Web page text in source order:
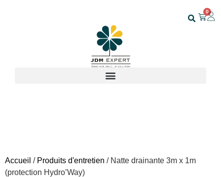
0
Accueil / Produits d'entretien / Natte drainante 3m x 1m
(protection Hydro’Way)